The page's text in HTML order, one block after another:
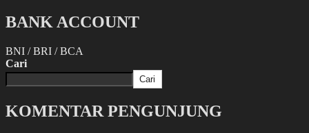
BANK ACCOUNT
BNI / BRI / BCA
Cari
Cari
KOMENTAR PENGUNJUNG